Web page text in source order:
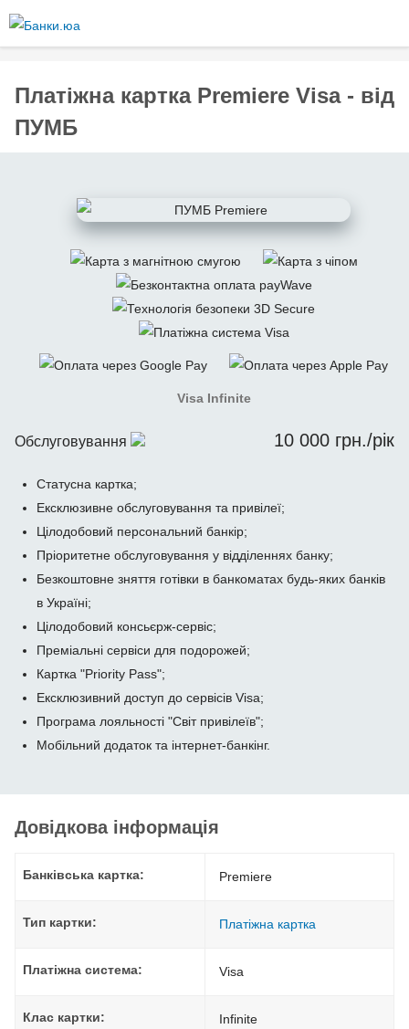
основного
Платіжна картка Premiere Visa - від
ПУМБ
Visa Infinite
Обслуговування 10 000 грн./рік
Статусна картка;
Ексклюзивне обслуговування та привілеї;
Цілодобовий персональний банкір;
Пріоритетне обслуговування у відділеннях банку;
Безкоштовне зняття готівки в банкоматах будь-яких банків
в Україні;
Цілодобовий консьєрж-сервіс;
Преміальні сервіси для подорожей;
Картка "Priority Pass";
Ексклюзивний доступ до сервісів Visa;
Програма лояльності "Світ привілеїв";
Мобільний додаток та інтернет-банкінг.
Довідкова інформація
Банківська картка: Premiere
Тип картки: Платіжна картка
Платіжна система: Visa
Клас картки: Infinite